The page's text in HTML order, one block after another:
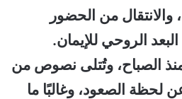
والانتقال من الحضور
الروحي للإيمان.
منذ الصباح، وتُتلى نصوص من
لحظة الصعود، وغالبًا ما